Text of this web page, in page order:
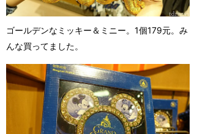
ゴールデンなミッキー＆ミニー。1個179元。み
んな買ってました。